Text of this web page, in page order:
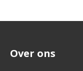
Over ons